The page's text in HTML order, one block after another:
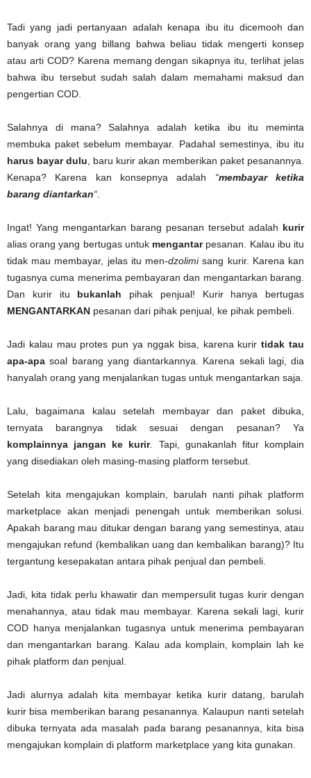
Tadi yang jadi pertanyaan adalah kenapa ibu itu dicemooh dan
banyak orang yang billang bahwa beliau tidak mengerti konsep
atau arti COD? Karena memang dengan sikapnya itu, terlihat jelas
bahwa ibu tersebut sudah salah dalam memahami maksud dan
pengertian COD.
Salahnya di mana? Salahnya adalah ketika ibu itu meminta
membuka paket sebelum membayar. Padahal semestinya, ibu itu
harus bayar dulu , baru kurir akan memberikan paket pesanannya.
Kenapa? Karena kan konsepnya adalah “membayar ketika
barang diantarkan“
Ingat! Yang mengantarkan barang pesanan tersebut adalah kurir
alias orang yang bertugas untuk mengantarpesanan. Kalau ibu itu
tidak mau membayar, jelas itu men-dzolimisang kurir. Karena kan
tugasnya cuma menerima pembayaran dan mengantarkan barang.
Dan kurir itu bukanlah pihak penjual! Kurir hanya bertugas
MENGANTARKAN pesanan dari pihak penjual, ke pihak pembeli.
Jadi kalau mau protes pun ya nggak bisa, karena kurirtidak tau
apa-apa soal barang yang diantarkannya. Karena sekali lagi, dia
hanyalah orang yang menjalankan tugas untuk mengantarkan saja.
Lalu, bagaimana kalau setelah membayar dan paket dibuka,
ternyata barangnya tidak sesuai dengan pesanan? Ya
komplainnya jangan ke kurir. Tapi, gunakanlah fitur komplain
yang disediakan oleh masing-masing platform tersebut.
Setelah kita mengajukan komplain, barulah nanti pihak platform
marketplace akan menjadi penengah untuk memberikan solusi.
Apakah barang mau ditukar dengan barang yang semestinya, atau
mengajukan refund (kembalikan uang dan kembalikan barang)? Itu
tergantung kesepakatan antara pihak penjual dan pembeli.
Jadi, kita tidak perlu khawatir dan mempersulit tugas kurir dengan
menahannya, atau tidak mau membayar. Karena sekali lagi, kurir
COD hanya menjalankan tugasnya untuk menerima pembayaran
dan mengantarkan barang. Kalau ada komplain, komplain lah ke
pihak platform dan penjual.
Jadi alurnya adalah kita membayar ketika kurir datang, barulah
kurir bisa memberikan barang pesanannya. Kalaupun nanti setelah
dibuka ternyata ada masalah pada barang pesanannya, kita bisa
mengajukan komplain di platform marketplace yang kita gunakan.